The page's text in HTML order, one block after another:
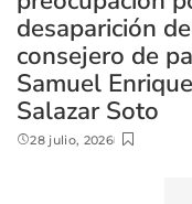
desaparición
consejero de
Samuel Enrique
Salazar Soto
28 julio, 2026